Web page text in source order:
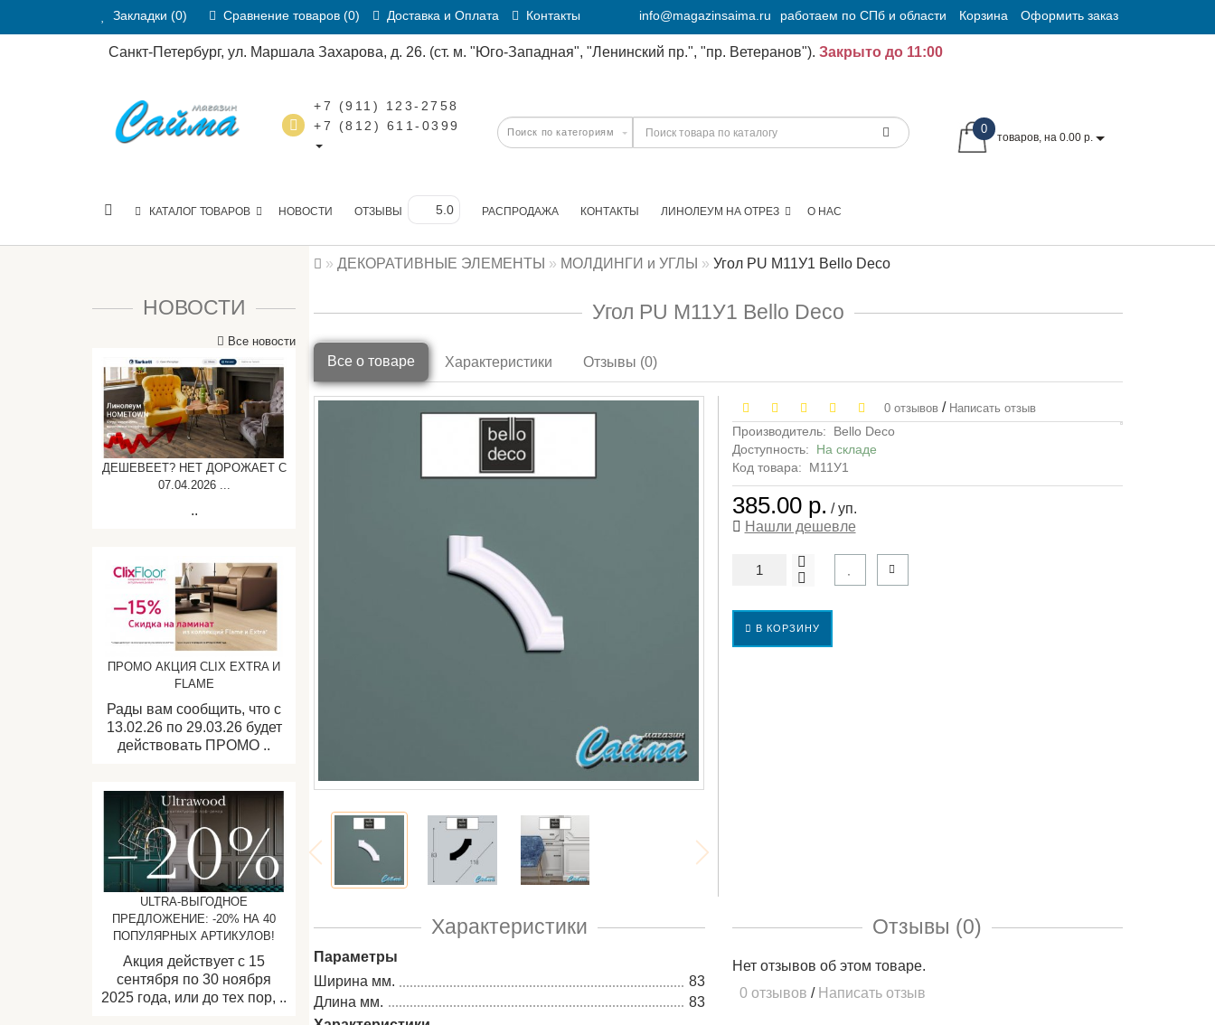
Закладки (0) Сравнение товаров (0) Доставка и Оплата Контакты info@magazinsaima.ru работаем по СПб и области Корзина Оформить заказ
Санкт-Петербург, ул. Маршала Захарова, д. 26. (ст. м. "Юго-Западная", "Ленинский пр.", "пр. Ветеранов"). Закрыто до 11:00
+7 (911) 123-2758
+7 (812) 611-0399
0
товаров, на 0.00 р.
КАТАЛОГ ТОВАРОВ НОВОСТИ ОТЗЫВЫ РАСПРОДАЖА КОНТАКТЫ О НАС
ЛИНОЛЕУМ НА ОТРЕЗ
НОВОСТИ
Все новости
ДЕШЕВЕЕТ? НЕТ ДОРОЖАЕТ C
07.04.2026 ...
..
ПРОМО АКЦИЯ CLIX EXTRA И
FLAME
Рады вам сообщить, что с
13.02.26 по 29.03.26 будет
действовать ПРОМО ..
ULTRA-ВЫГОДНОЕ
ПРЕДЛОЖЕНИЕ: -20% НА 40
ПОПУЛЯРНЫХ АРТИКУЛОВ!
Акция действует с 15
сентября по 30 ноября
2025 года, или до тех пор, ..
ДЕКОРАТИВНЫЕ ЭЛЕМЕНТЫ МОЛДИНГИ и УГЛЫ Угол PU М11У1 Bello Deco
Угол PU М11У1 Bello Deco
Все о товаре Характеристики Отзывы (0)
0 отзывов / Написать отзыв
Производитель:
Bello Deco
Доступность: На складе
Код товара:
М11У1
385.00 р. / уп.
Нашли дешевле
В КОРЗИНУ
Характеристики
Параметры
Ширина мм.
83
Длина мм.
83
Отзывы (0)
Нет отзывов об этом товаре.
0 отзывов / Написать отзыв